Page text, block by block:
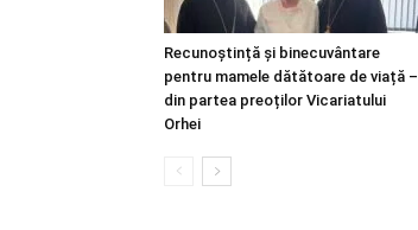
Recunoștință și binecuvântare
pentru mamele dătătoare de viață –
din partea preoților Vicariatului
Orhei